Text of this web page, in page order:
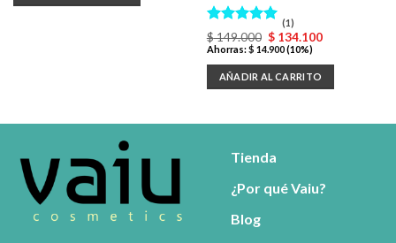
Valorado
con5.00
de 5
(1)
$149.000 El
precio
original
era:
$ 149.000.
$134.100El
Ahorras:$ 14.900(10%)
AÑADIR AL CARRITO
Tienda
¿Por qué Vaiu?
Blog